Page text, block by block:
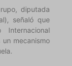
diputada
señaló que
mecanismo